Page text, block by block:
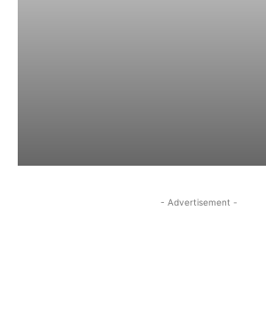
- Advertisement -